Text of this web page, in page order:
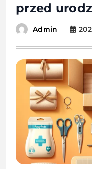
przed
Admin